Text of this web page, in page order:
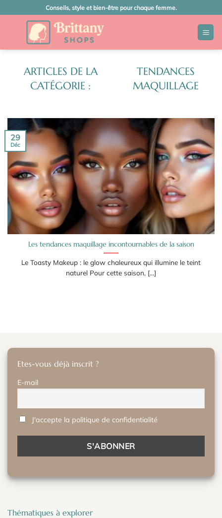
au
Conseils, style et bien-être pour chaque femme.
TENDANCES
MAQUILLAGE
Les tendances maquillage incontournables de la saison
Le Toasty Makeup : le glow chaleureux qui illumine le teint
naturel Pour cette saison, [...]
29
Déc
Etes-vous déjà inscrit ?
E-mail
J'accepte la politique de confidentialité
Thématiques à explorer